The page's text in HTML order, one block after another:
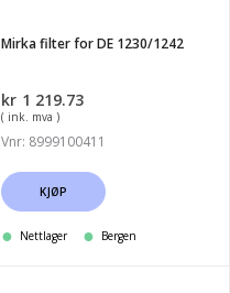
Mirka filter for DE 1230/1242
kr 1 219.73
( ink. mva )
Vnr: 8999100411
KJØP
Nettlager Bergen